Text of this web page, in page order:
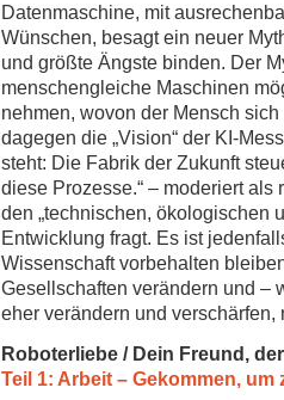
Datenmaschine, mit
Wünschen, besagt ein neuer
und größte Ängste binden. Der
menschengleiche Maschinen
nehmen, wovon der Mensch
dagegen die „Vision“ der KI-
steht: Die Fabrik der Zukunft
diese Prozesse.“ – moderiert
den „technischen, ökologischen
Entwicklung fragt. Es ist
Wissenschaft vorbehalten
Gesellschaften verändern und –
eher verändern und verschärfen,
Roboterliebe / Dein Freund,
Teil 1: Arbeit – Gekommen, um